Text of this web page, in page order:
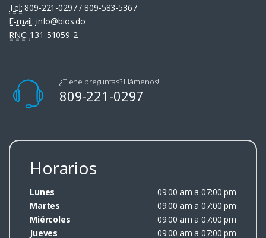
Tel:809-221-0297 / 809-583-5367
E-mail: info@bios.do
RNC: 131-51059-2
¿Tiene preguntas? Llámenos!
809-221-0297
Horarios
Lunes
09:00 am a 07:00 pm
Martes
09:00 am a 07:00 pm
Miércoles
09:00 am a 07:00 pm
Jueves
09:00 am a 07:00 pm